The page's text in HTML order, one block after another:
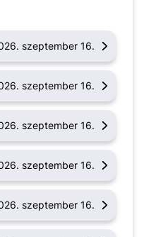
szeptember 16.
szeptember 16.
szeptember 16.
szeptember 16.
szeptember 16.